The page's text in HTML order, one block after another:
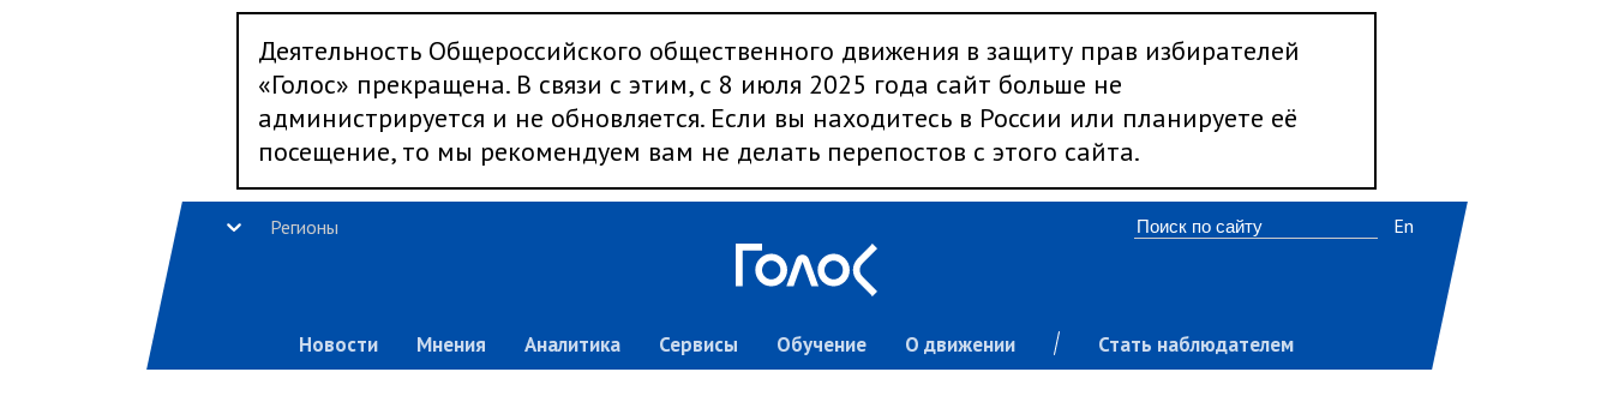
Деятельность Общероссийского общественного движения в защиту прав избирателей
«Голос» прекращена. В связи с этим, с 8 июля 2025 года сайт больше не
администрируется и не обновляется. Если вы находитесь в России или планируете её
посещение, то мы рекомендуем вам не делать перепостов с этого сайта.
Регионы
Новости Мнения Аналитика Сервисы Обучение О движении Стать наблюдателем
En